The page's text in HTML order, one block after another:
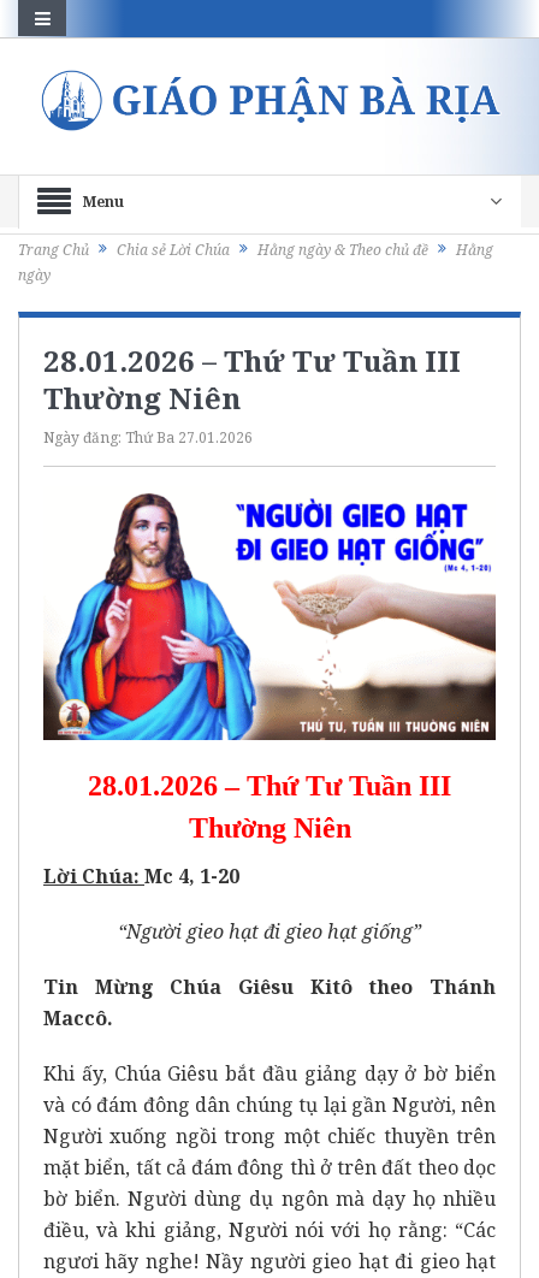
Menu
Trang Chủ Chia sẻ Lời Chúa Hằng ngày & Theo chủ đề
Hằng
ngày
28.01.2026 – Thứ Tư Tuần III
Thường Niên
Ngày đăng: Thứ Ba 27.01.2026
28.01.2026 – Thứ Tư Tuần III
Thường Niên
Lời Chúa: Mc 4, 1-20
“Người gieo hạt đi gieo hạt giống”
Tin Mừng Chúa Giêsu Kitô theo Thánh
Maccô.
Khi ấy, Chúa Giêsu bắt đầu giảng dạy ở bờ biển
và có đám đông dân chúng tụ lại gần Người, nên
Người xuống ngồi trong một chiếc thuyền trên
mặt biển, tất cả đám đông thì ở trên đất theo dọc
bờ biển. Người dùng dụ ngôn mà dạy họ nhiều
điều, và khi giảng, Người nói với họ rằng: “Các
ngươi hãy nghe! Nầy người gieo hạt đi gieo hạt